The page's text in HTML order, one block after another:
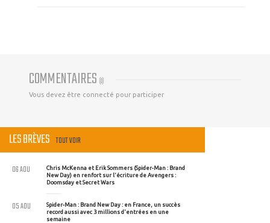
COMMENTAIRES (0)
Vous devez être connecté pour participer
LES BRÈVES TOUT VOIR
Chris McKenna et Erik Sommers (Spider-Man : Brand
New Day) en renfort sur l'écriture de Avengers :
Doomsday et Secret Wars
06 AOU
Spider-Man : Brand New Day : en France, un succès
record aussi avec 3 millions d'entrées en une
semaine
05 AOU